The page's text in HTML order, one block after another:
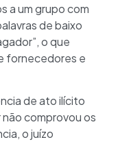
a um grupo com
de baixo
o que
fornecedores e
de ato ilícito
comprovou os
o juízo